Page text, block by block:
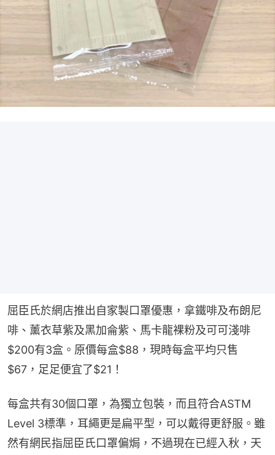
屈臣氏於網店推出自家製口罩優惠，拿鐵啡及布朗尼
啡、薰衣草紫及黑加侖紫、馬卡龍裸粉及可可淺啡
$200有3盒。原價每盒$88，現時每盒平均只售
$67，足足便宜了$21！
每盒共有30個口罩，為獨立包裝，而且符合ASTM
Level 3標準，耳繩更是扁平型，可以戴得更舒服。雖
然有網民指屈臣氏口罩偏焗，不過現在已經入秋，天